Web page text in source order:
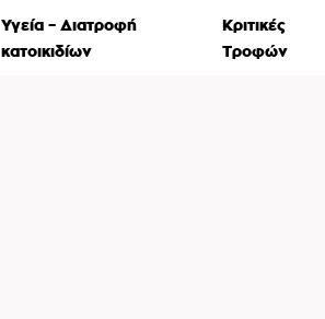
Υγεία – Διατροφή
κατοικιδίων
Κριτικές
Τροφών